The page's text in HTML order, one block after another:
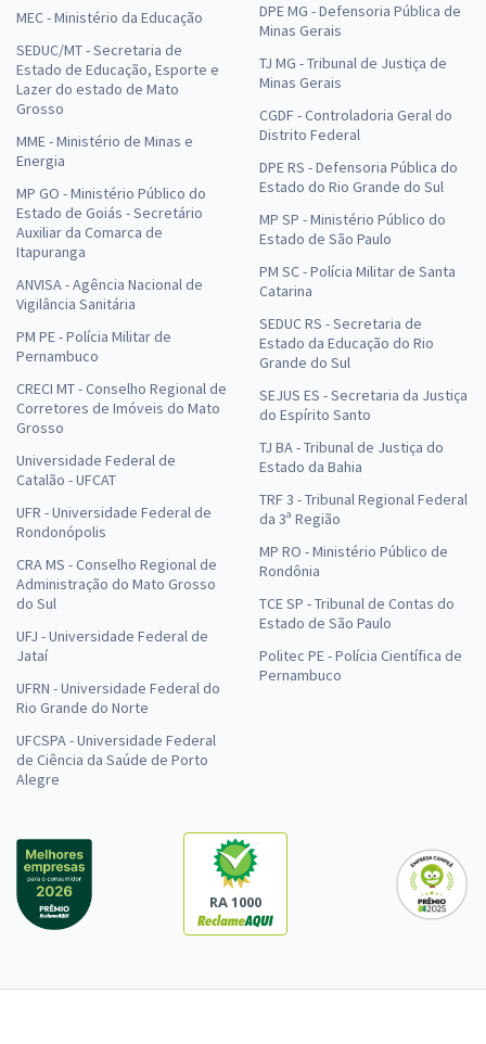
MEC - Ministério da Educação
SEDUC/MT - Secretaria de
Estado de Educação, Esporte e
Lazer do estado de Mato
Grosso
MME - Ministério de Minas e
Energia
MP GO - Ministério Público do
Estado de Goiás - Secretário
Auxiliar da Comarca de
Itapuranga
ANVISA - Agência Nacional de
Vigilância Sanitária
PM PE - Polícia Militar de
Pernambuco
CRECI MT - Conselho Regional de
Corretores de Imóveis do Mato
Grosso
Universidade Federal de
Catalão - UFCAT
UFR - Universidade Federal de
Rondonópolis
CRA MS - Conselho Regional de
Administração do Mato Grosso
do Sul
UFJ - Universidade Federal de
Jataí
UFRN - Universidade Federal do
Rio Grande do Norte
UFCSPA - Universidade Federal
de Ciência da Saúde de Porto
Alegre
DPE MG - Defensoria Pública de
Minas Gerais
TJ MG - Tribunal de Justiça de
Minas Gerais
CGDF - Controladoria Geral do
Distrito Federal
DPE RS - Defensoria Pública do
Estado do Rio Grande do Sul
MP SP - Ministério Público do
Estado de São Paulo
PM SC - Polícia Militar de Santa
Catarina
SEDUC RS - Secretaria de
Estado da Educação do Rio
Grande do Sul
SEJUS ES - Secretaria da Justiça
do Espírito Santo
TJ BA - Tribunal de Justiça do
Estado da Bahia
TRF 3 - Tribunal Regional Federal
da 3ª Região
MP RO - Ministério Público de
Rondônia
TCE SP - Tribunal de Contas do
Estado de São Paulo
Politec PE - Polícia Científica de
Pernambuco
RA 1000